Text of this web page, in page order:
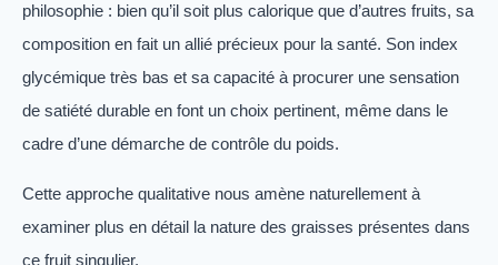
philosophie : bien qu’il soit plus calorique que d’autres fruits, sa
composition en fait un allié précieux pour la santé. Son index
glycémique très bas et sa capacité à procurer une sensation
de satiété durable en font un choix pertinent, même dans le
cadre d’une démarche de contrôle du poids.
Cette approche qualitative nous amène naturellement à
examiner plus en détail la nature des graisses présentes dans
ce fruit singulier.